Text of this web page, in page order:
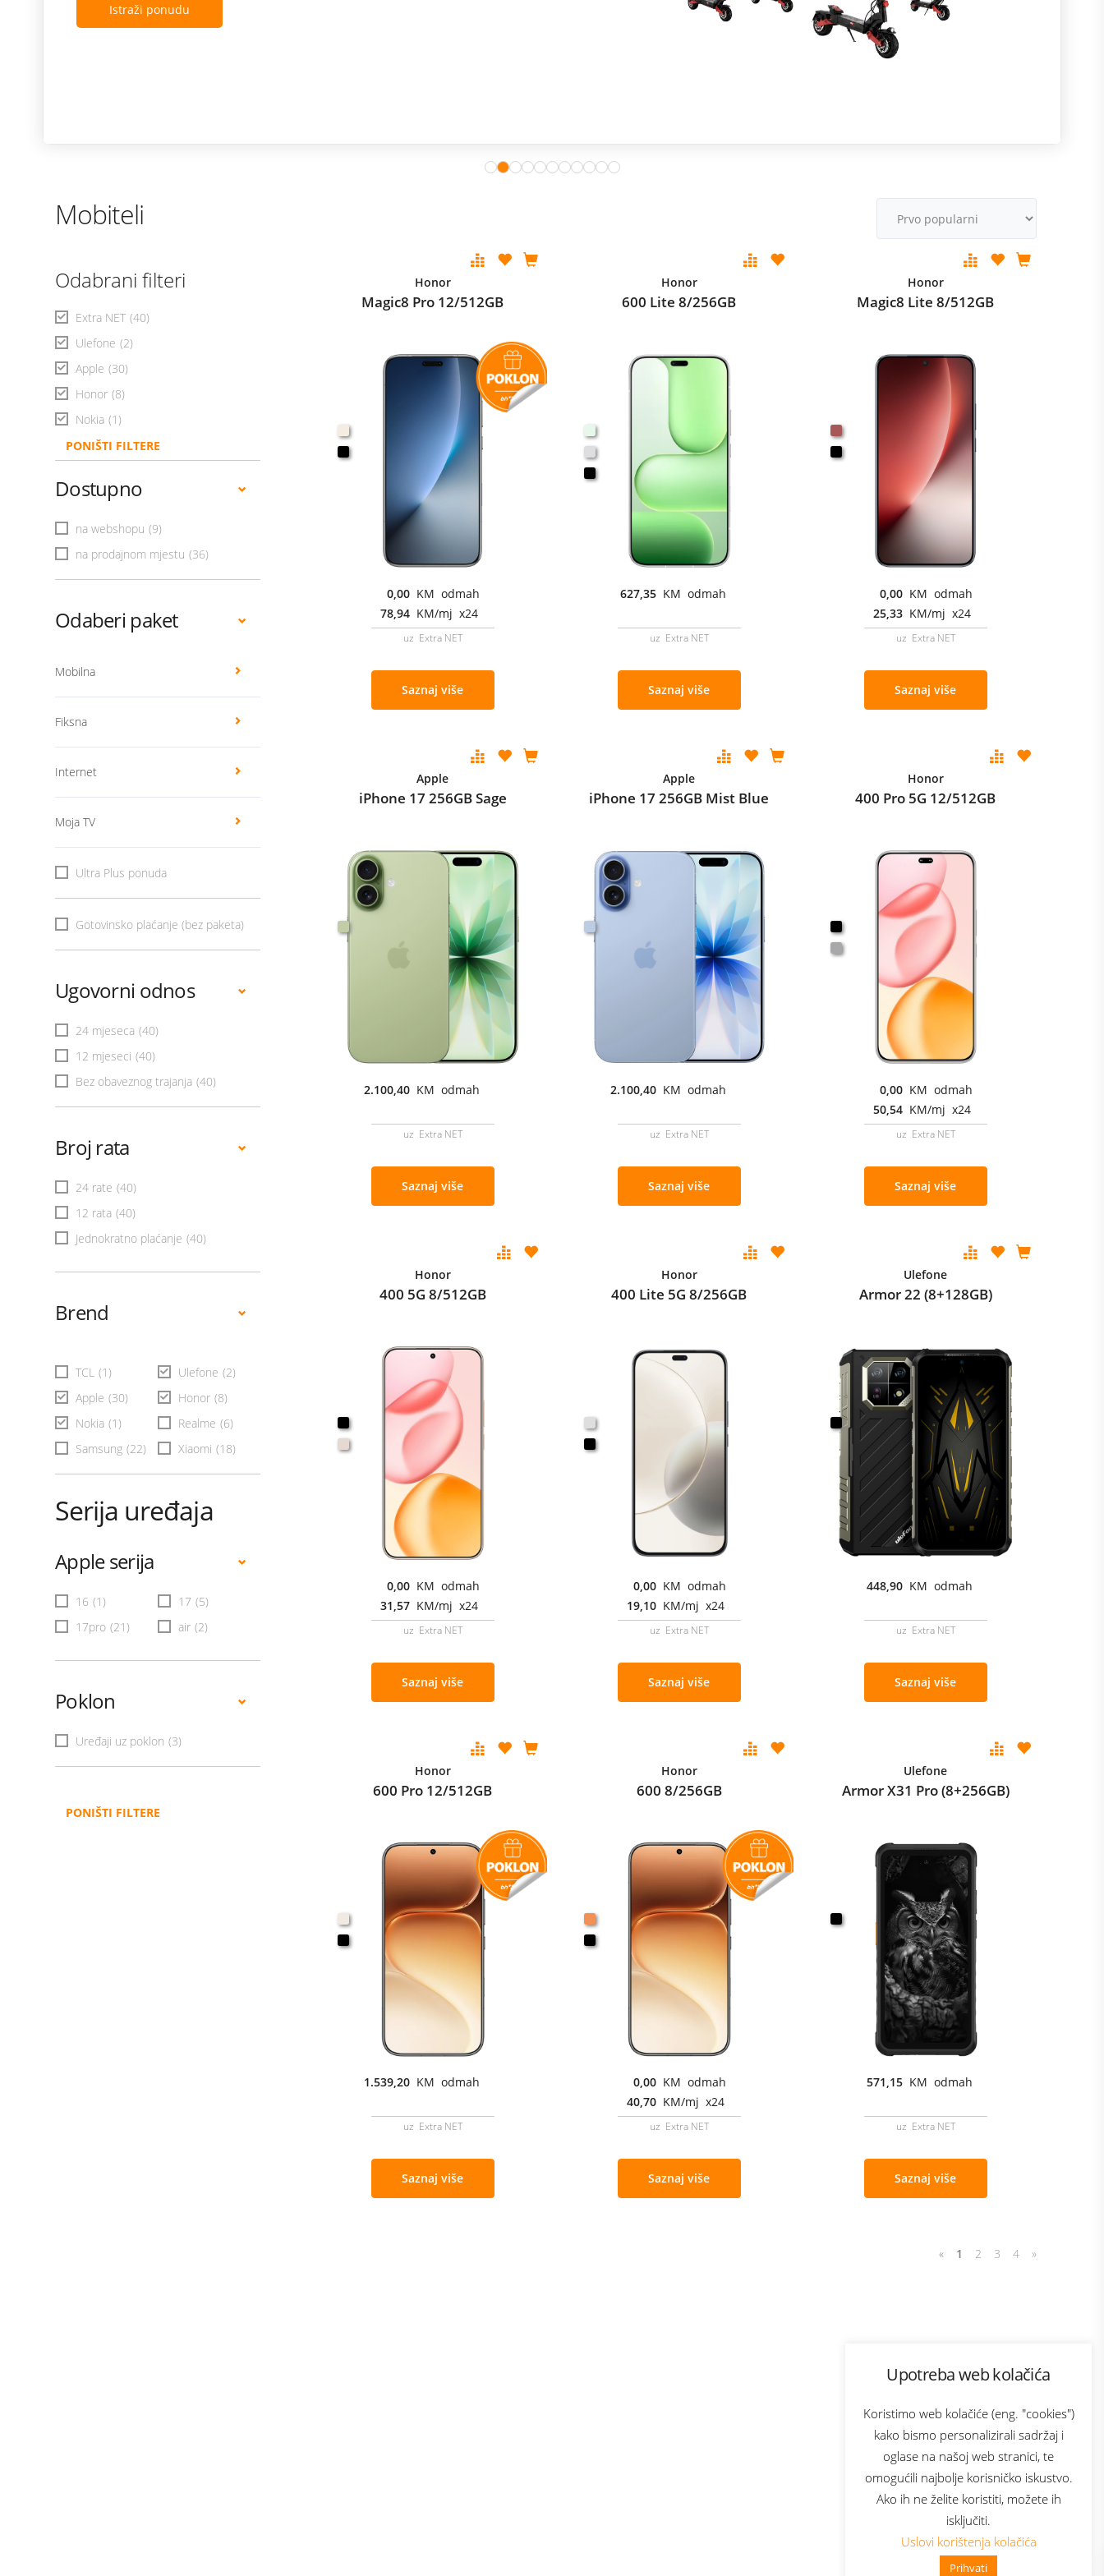
Upotreba web kolačića
Koristimo web kolačiće (eng. "cookies")
kako bismo personalizirali sadržaj i
oglase na našoj web stranici, te
omogućili najbolje korisničko iskustvo.
Ako ih ne želite koristiti, možete ih
isključiti.
Uslovi korištenja kolačića
Prihvati
👋 Zdravo, kako mogu pomoći?
Istraži ponudu
Mobiteli
Odabrani filteri
Extra NET (40)
Ulefone (2)
Apple (30)
Honor (8)
Nokia (1)
PONIŠTI FILTERE
Dostupno
na webshopu (9)
na prodajnom mjestu (36)
Odaberi paket
Mobilna
Fiksna
Internet
Moja TV
Ultra Plus ponuda
Gotovinsko plaćanje (bez paketa)
Ugovorni odnos
24 mjeseca (40)
12 mjeseci (40)
Bez obaveznog trajanja (40)
Broj rata
24 rate (40)
12 rata (40)
Jednokratno plaćanje (40)
Brend
TCL (1) Ulefone (2)
Apple (30) Honor (8)
Nokia (1) Realme (6)
Samsung (22) Xiaomi (18)
Serija uređaja
Apple serija
16 (1) 17 (5)
17pro (21) air (2)
Poklon
Uređaji uz poklon (3)
PONIŠTI FILTERE
Honor
Magic8 Pro 12/512GB
0,00 KM odmah
78,94 KM/mj x24
uz Extra NET
Saznaj više
Honor
600 Lite 8/256GB
627,35 KM odmah
uz Extra NET
Saznaj više
Honor
Magic8 Lite 8/512GB
0,00 KM odmah
25,33 KM/mj x24
uz Extra NET
Saznaj više
Apple
iPhone 17 256GB Sage
2.100,40 KM odmah
uz Extra NET
Saznaj više
Apple
iPhone 17 256GB Mist Blue
2.100,40 KM odmah
uz Extra NET
Saznaj više
Honor
400 Pro 5G 12/512GB
0,00 KM odmah
50,54 KM/mj x24
uz Extra NET
Saznaj više
Honor
400 5G 8/512GB
0,00 KM odmah
31,57 KM/mj x24
uz Extra NET
Saznaj više
Honor
400 Lite 5G 8/256GB
0,00 KM odmah
19,10 KM/mj x24
uz Extra NET
Saznaj više
Ulefone
Armor 22 (8+128GB)
448,90 KM odmah
uz Extra NET
Saznaj više
Honor
600 Pro 12/512GB
1.539,20 KM odmah
uz Extra NET
Saznaj više
Honor
600 8/256GB
0,00 KM odmah
40,70 KM/mj x24
uz Extra NET
Saznaj više
Ulefone
Armor X31 Pro (8+256GB)
571,15 KM odmah
uz Extra NET
Saznaj više
« 1 2 3 4 »
Bonus plus
Prijava za newsletter